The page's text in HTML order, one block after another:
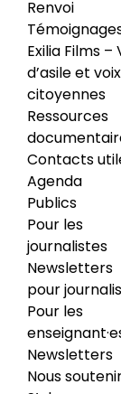
Renvoi
Exilia Films –
d’asile et voix
citoyennes
Ressources
Contacts
Agenda
Publics
Pour les
journalistes
Newsletters
pour
Pour les
Newsletters
Nous